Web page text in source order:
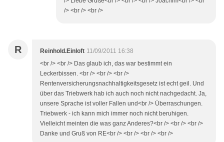
/> <br /> <br />
R Reinhold.Einloft 11/09/2011 16:38
<br /> <br /> Das glaub ich, das war bestimmt ein
Leckerbissen. <br /> <br /> <br />
Rentenversicherungsnachhaltigkeitsgesetz ist echt geil. Und
über das Triebwerk hab ich auch noch nicht nachgedacht. Ja,
unsere Sprache ist voller Fallen und<br /> Überraschungen.
Triebwerk - ich kann mich immer noch nicht beruhigen.
Vielleicht meinten die was ganz Anderes?<br /> <br /> <br />
Danke und Gruß von RE<br /> <br /> <br /> <br />